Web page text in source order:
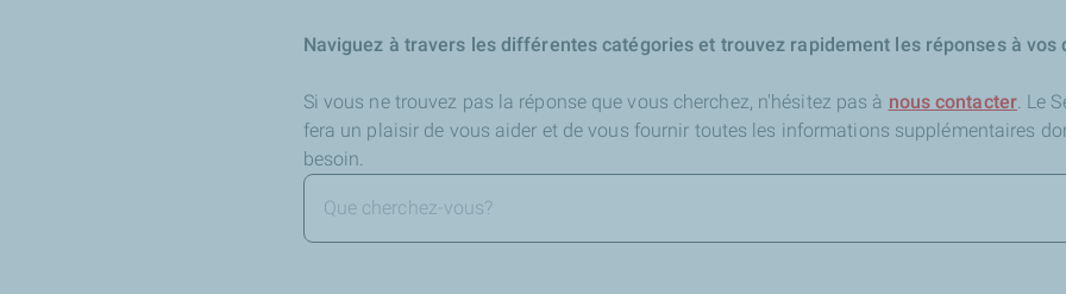
Naviguez à travers les différentes catégories et trouvez rapidement les réponses à vos
Si vous ne trouvez pas la réponse que vous cherchez, n'hésitez pas à nous contacter. Le
fera un plaisir de vous aider et de vous fournir toutes les informations supplémentaires
besoin.